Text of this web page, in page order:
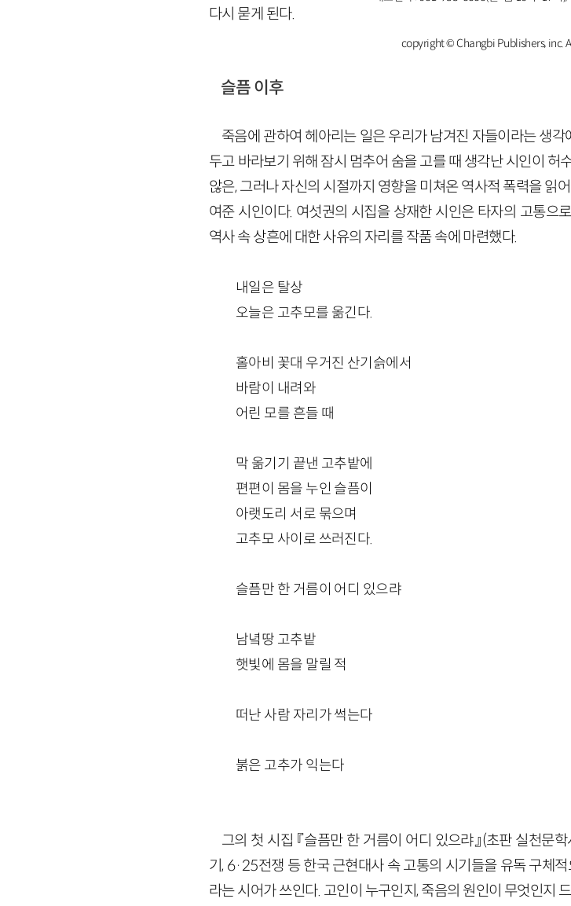
다시 묻게 된다.
슬픔 이후
죽음에 관하여 헤아리는 일은 우리가 남겨진 자들이라는 생
두고 바라보기 위해 잠시 멈추어 숨을 고를 때 생각난 시인이
않은, 그러나 자신의 시절까지 영향을 미쳐온 역사적 폭력을 읽
여준 시인이다. 여섯권의 시집을 상재한 시인은 타자의 고통으
역사 속 상흔에 대한 사유의 자리를 작품 속에 마련했다.
내일은 탈상
오늘은 고추모를 옮긴다.
홀아비 꽃대 우거진 산기슭에서
바람이 내려와
어린 모를 흔들 때
막 옮기기 끝낸 고추밭에
편편이 몸을 누인 슬픔이
아랫도리 서로 묶으며
고추모 사이로 쓰러진다.
슬픔만 한 거름이 어디 있으랴
남녘땅 고추밭
햇빛에 몸을 말릴 적
떠난 사람 자리가 썩는다
붉은 고추가 익는다
그의 첫 시집 『슬픔만 한 거름이 어디 있으랴』(초판 실천
기, 6·25전쟁 등 한국 근현대사 속 고통의 시기들을 유독 구체적
라는 시어가 쓰인다. 고인이 누구인지, 죽음의 원인이 무엇인지
copyright © Changbi Publishers, inc.